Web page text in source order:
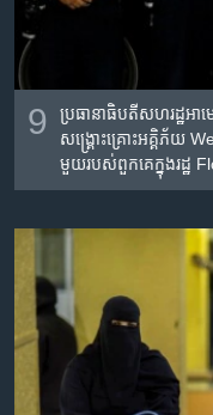
9
ប្រធានាធិបតី​សហរដ្ឋ​អ
សង្គ្រោះ​គ្រោះ​អគ្គិភ័យ
មួយ​របស់​ពួក​គេ​ក្នុង​រដ្ឋ